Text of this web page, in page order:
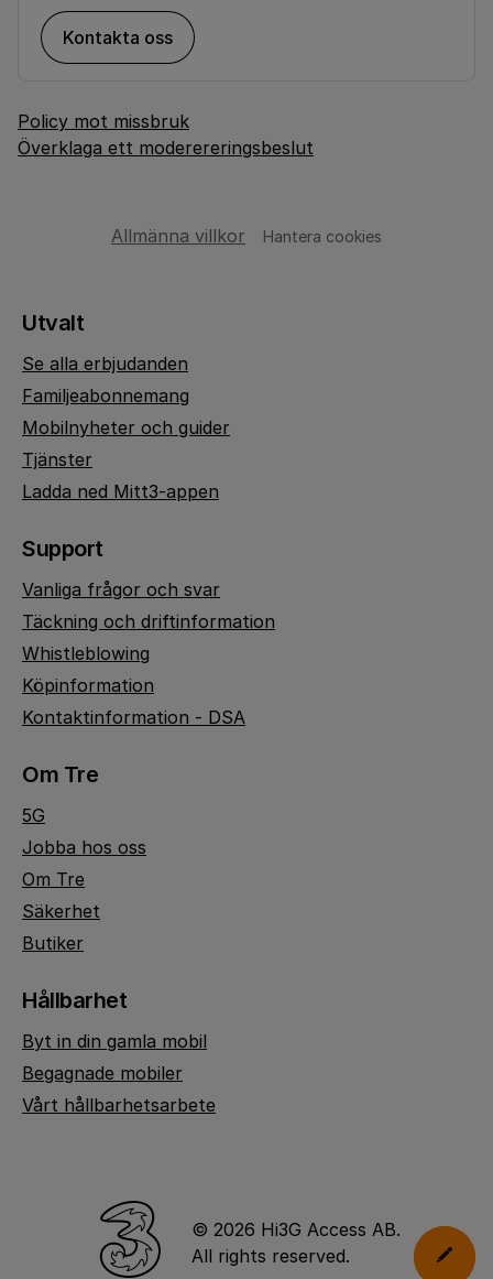
Kontakta oss
Policy mot missbruk
Överklaga ett moderereringsbeslut
Allmänna villkor Hantera cookies
Utvalt
Se alla erbjudanden
Familjeabonnemang
Mobilnyheter och guider
Tjänster
Ladda ned Mitt3-appen
Support
Vanliga frågor och svar
Täckning och driftinformation
Whistleblowing
Köpinformation
Kontaktinformation - DSA
Om Tre
5G
Jobba hos oss
Om Tre
Säkerhet
Butiker
Hållbarhet
Byt in din gamla mobil
Begagnade mobiler
Vårt hållbarhetsarbete
© 2026 Hi3G Access AB.
All rights reserved.